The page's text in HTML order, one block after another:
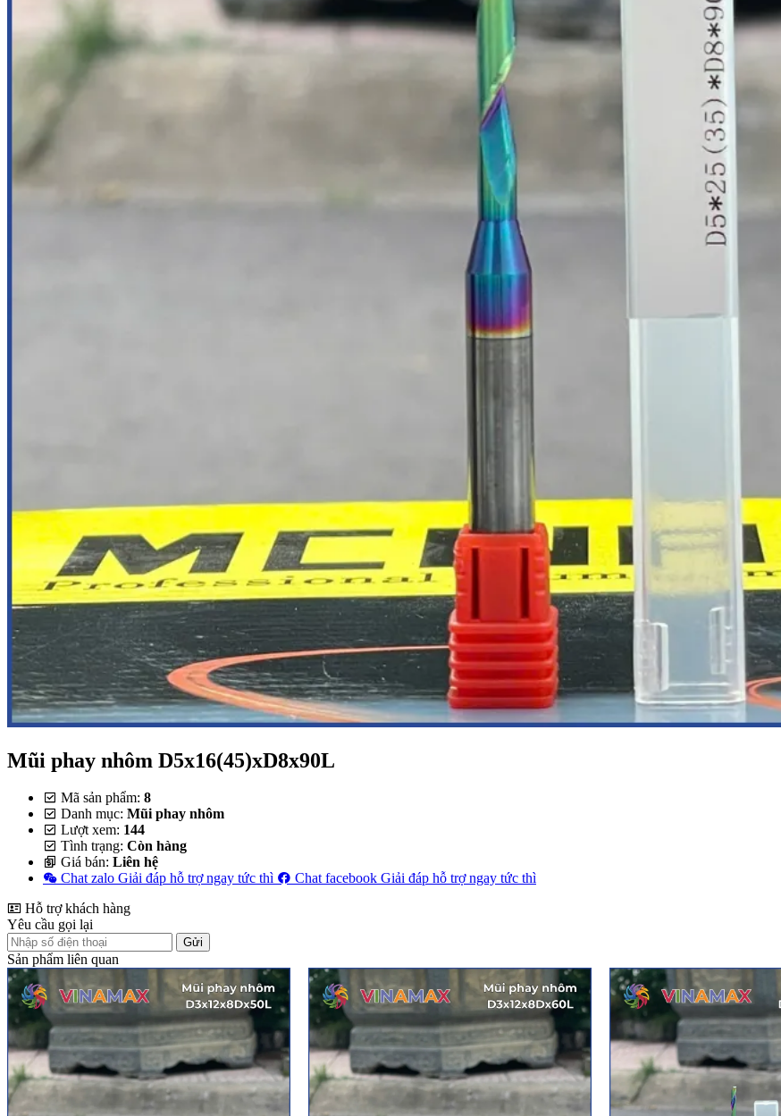
Mũi phay nhôm D5x16(45)xD8x90L
Mã sản phẩm: 8
Danh mục: Mũi phay nhôm
Lượt xem: 144
Tình trạng: Còn hàng
Giá bán: Liên hệ
Chat zalo Giải đáp hỗ trợ ngay tức thì Chat facebook Giải đáp hỗ trợ ngay tức thì
Hỗ trợ khách hàng
Yêu cầu gọi lại
Gửi
Sản phẩm liên quan